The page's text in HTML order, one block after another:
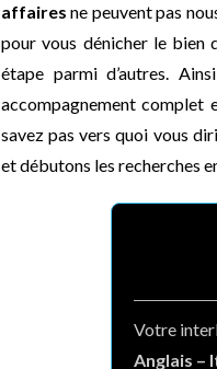
affaires ne peuvent pas
pour vous dénicher le bien
étape parmi d’autres.
accompagnement complet
savez pas vers quoi vous
et débutons les recherches
Votre
Anglais –